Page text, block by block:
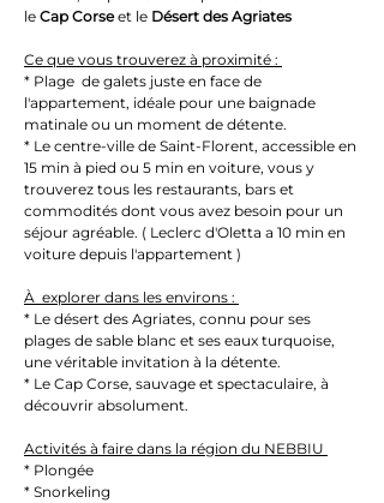
le Cap Corse et le Désert des Agriates
Ce que vous trouverez à proximité :
* Plage  de galets juste en face de
l'appartement, idéale pour une baignade
matinale ou un moment de détente.
* Le centre-ville de Saint-Florent, accessible en
15 min à pied ou 5 min en voiture, vous y
trouverez tous les restaurants, bars et
commodités dont vous avez besoin pour un
séjour agréable. ( Leclerc d'Oletta a 10 min en
voiture depuis l'appartement )
À  explorer dans les environs :
* Le désert des Agriates, connu pour ses
plages de sable blanc et ses eaux turquoise,
une véritable invitation à la détente.
* Le Cap Corse, sauvage et spectaculaire, à
découvrir absolument.
Activités à faire dans la région du NEBBIU
* Plongée
* Snorkeling